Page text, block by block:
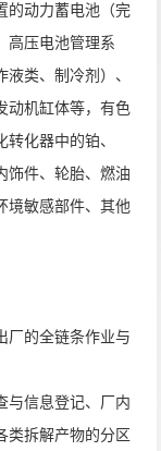
的动力蓄电池（完
高压电池管理系
类、制冷剂）、
动机缸体等，有色
化器中的铂、
饰件、轮胎、燃油
境敏感部件、其他
厂的全链条作业与
与信息登记、厂内
类拆解产物的分区